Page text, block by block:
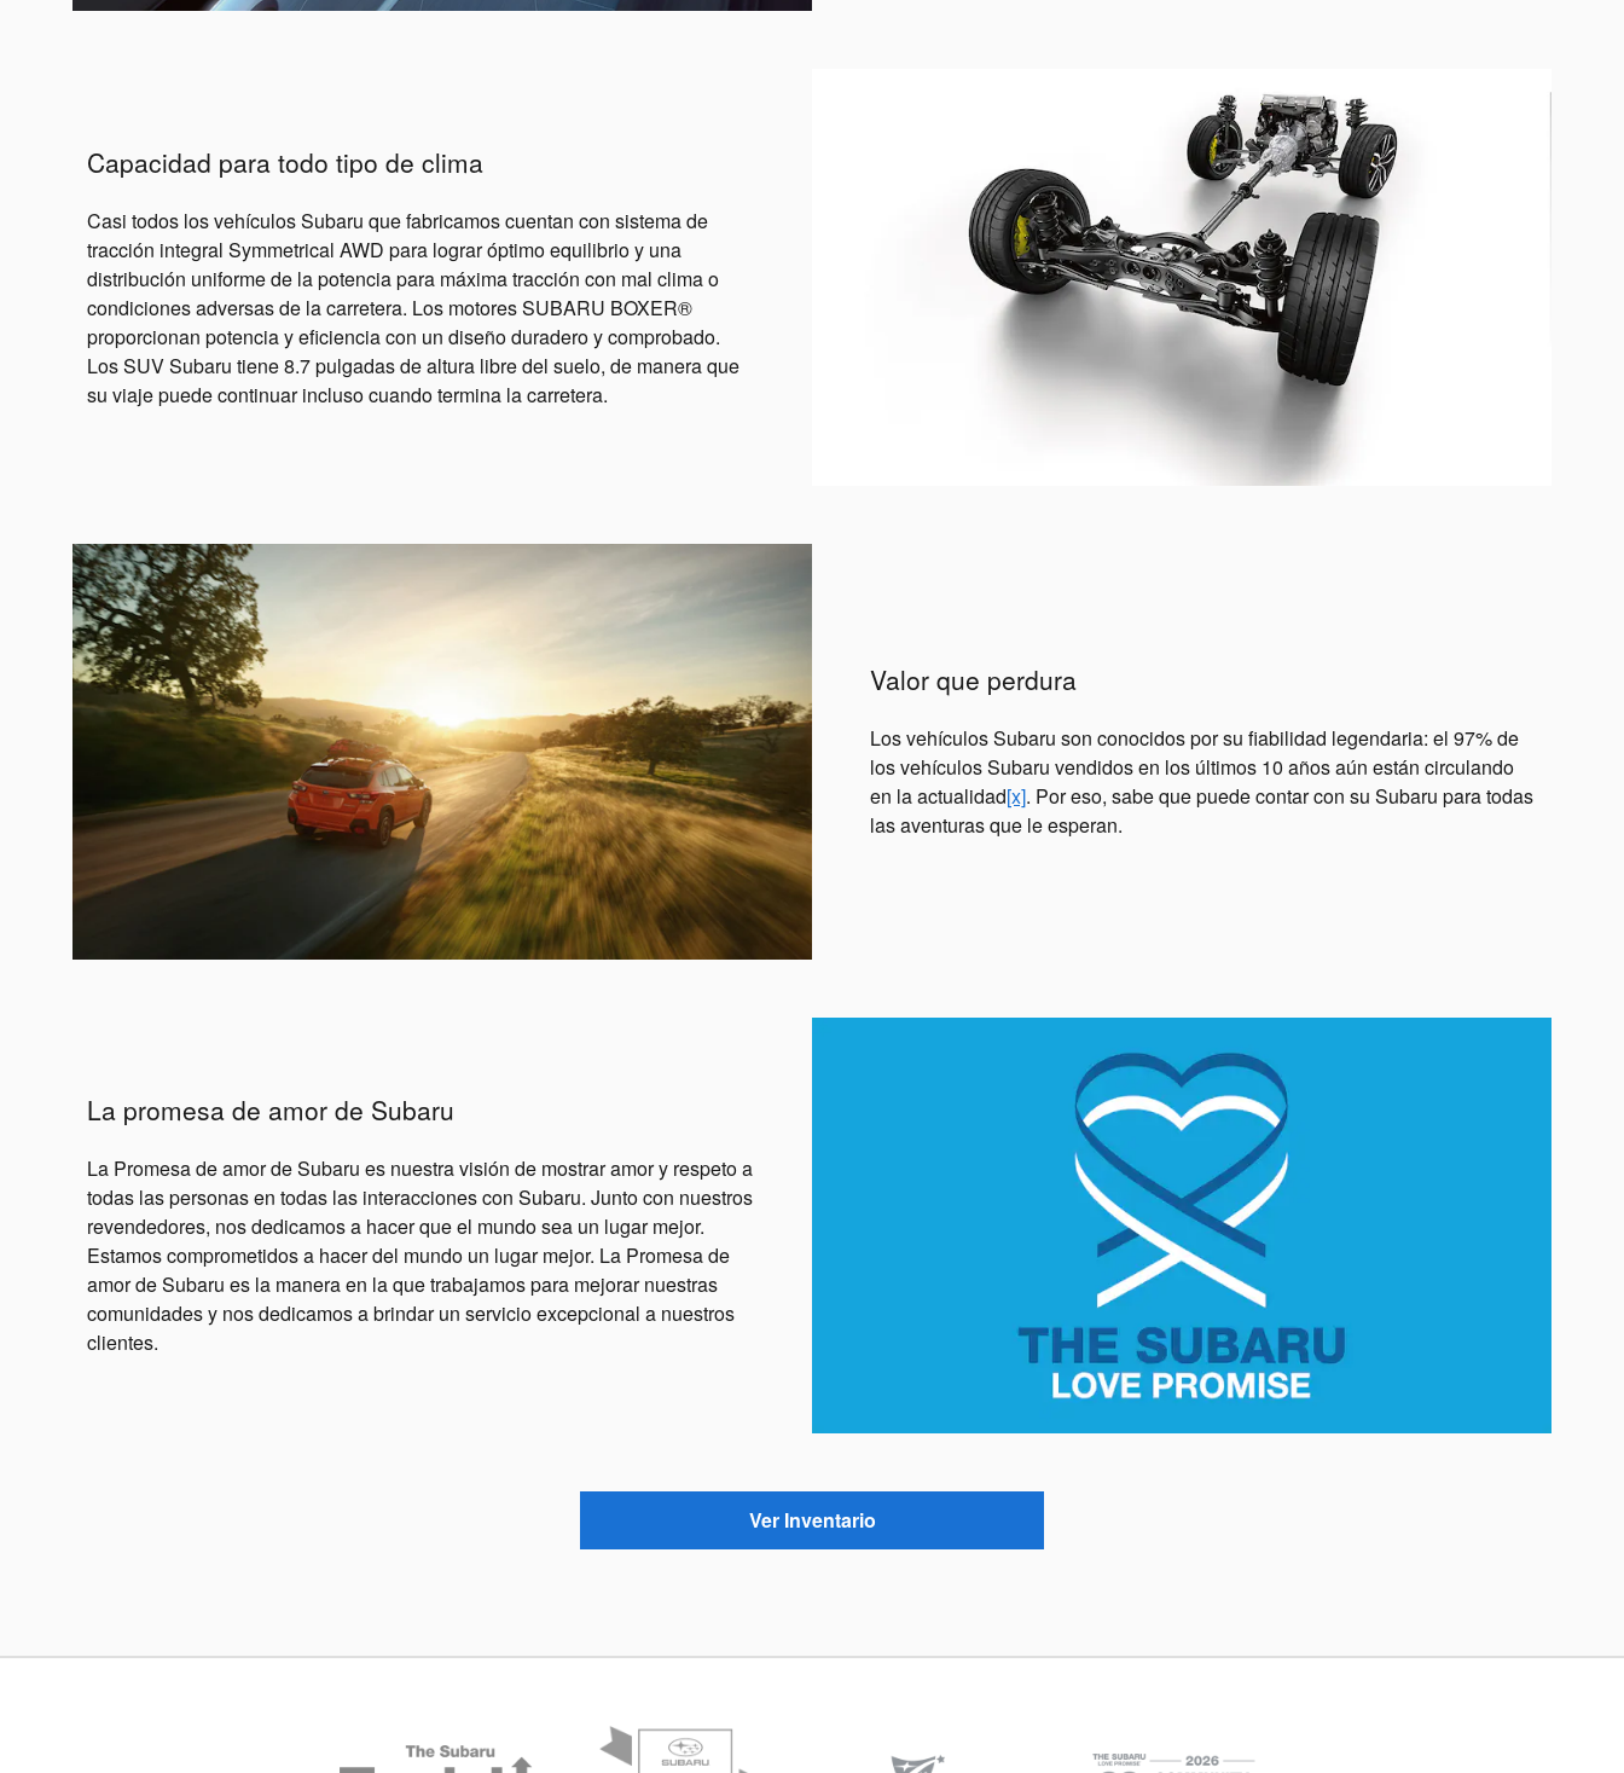
Capacidad para todo tipo de clima
Casi todos los vehículos Subaru que fabricamos cuentan con sistema de
tracción integral Symmetrical AWD para lograr óptimo equilibrio y una
distribución uniforme de la potencia para máxima tracción con mal clima o
condiciones adversas de la carretera. Los motores SUBARU BOXER®
proporcionan potencia y eficiencia con un diseño duradero y comprobado.
Los SUV Subaru tiene 8.7 pulgadas de altura libre del suelo, de manera que
su viaje puede continuar incluso cuando termina la carretera.
Valor que perdura
Los vehículos Subaru son conocidos por su fiabilidad legendaria: el 97% de
los vehículos Subaru vendidos en los últimos 10 años aún están circulando
en la actualidad[x]. Por eso, sabe que puede contar con su Subaru para todas
las aventuras que le esperan.
La promesa de amor de Subaru
La Promesa de amor de Subaru es nuestra visión de mostrar amor y respeto a
todas las personas en todas las interacciones con Subaru. Junto con nuestros
revendedores, nos dedicamos a hacer que el mundo sea un lugar mejor.
Estamos comprometidos a hacer del mundo un lugar mejor. La Promesa de
amor de Subaru es la manera en la que trabajamos para mejorar nuestras
comunidades y nos dedicamos a brindar un servicio excepcional a nuestros
clientes.
Ver Inventario